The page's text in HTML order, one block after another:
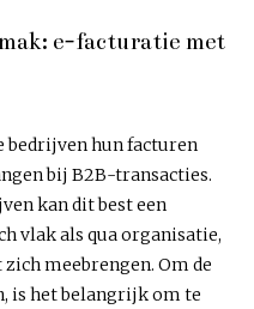
e-facturatie met
bedrijven hun facturen
bij B2B-transacties.
kan dit best een
vlak als qua organisatie,
meebrengen. Om de
is het belangrijk om te